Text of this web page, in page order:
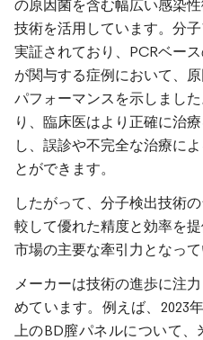
の原因菌を含む幅広い感染
技術を活用しています。分
実証されており、PCRベー
が関与する症例において、
パフォーマンスを示しまし
り、臨床医はより正確に治
し、誤診や不完全な治療に
とができます。
したがって、分子検出技術
較して優れた精度と効率を
市場の主要な牽引力となって
メーカーは技術の進歩に注
めています。例えば、2023
上のBD膣パネルについて